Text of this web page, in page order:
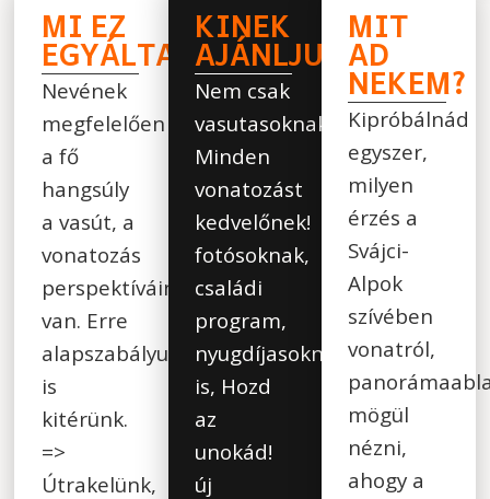
MI EZ
EGYÁLTALÁN?
Nevének
megfelelően
a fő
hangsúly
a vasút, a
vonatozás
perspektíváin
van. Erre
alapszabályunkban
is
kitérünk.
=>
Útrakelünk,
KINEK
AJÁNLJUK:
Nem csak
vasutasoknak!
Minden
vonatozást
kedvelőnek!
fotósoknak,
családi
program,
nyugdíjasoknak
is, Hozd
az
unokád!
új
MIT
AD
NEKEM?
Kipróbálnád
egyszer,
milyen
érzés a
Svájci-
Alpok
szívében
vonatról,
mögül
nézni,
ahogy a